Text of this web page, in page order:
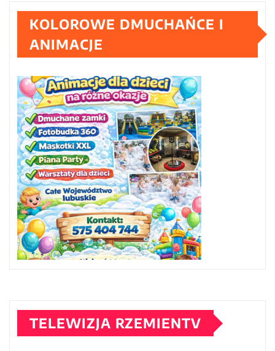
KOLOROWE DMUCHAŃCE I
ANIMACJE
TELEWIZJA RZEMIENTV